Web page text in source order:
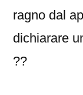
ragno dal
dichiarare
??